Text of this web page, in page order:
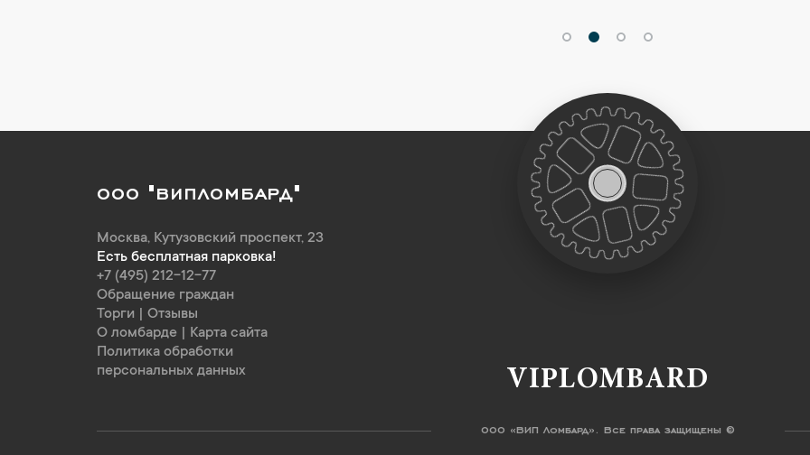
ООО "ВИПЛОМБАРД"
Москва, Кутузовский проспект, 23
Есть бесплатная парковка!
+7 (495) 212-12-77
Обращение граждан
Торги
Отзывы
О ломбарде
Карта сайта
Политика обработки
персональных данных
VIPLOMBARD
ООО «ВИП Ломбард». Все права защищены ©